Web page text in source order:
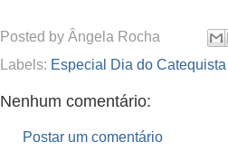
Posted by Ângela Rocha
Labels: Especial Dia do
Nenhum comentário:
Postar um comentário